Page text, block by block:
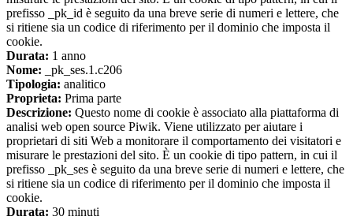
prefisso _pk_id è seguito da una breve serie di numeri e lettere, che
si ritiene sia un codice di riferimento per il dominio che imposta il
cookie.
Durata: 1 anno
Nome: _pk_ses.1.c206
Tipologia: analitico
Proprieta: Prima parte
Descrizione: Questo nome di cookie è associato alla piattaforma di
analisi web open source Piwik. Viene utilizzato per aiutare i
proprietari di siti Web a monitorare il comportamento dei visitatori e
misurare le prestazioni del sito. È un cookie di tipo pattern, in cui il
prefisso _pk_ses è seguito da una breve serie di numeri e lettere, che
si ritiene sia un codice di riferimento per il dominio che imposta il
cookie.
Durata: 30 minuti